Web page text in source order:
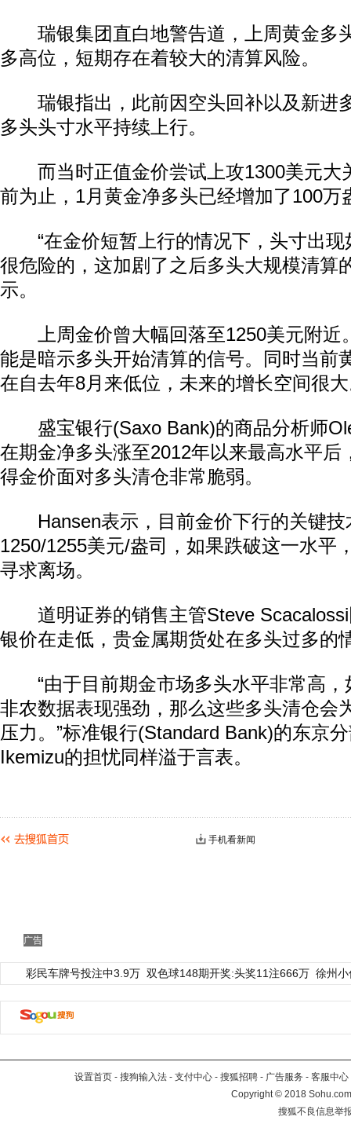
瑞银集团直白地警告道，上周黄金多
多高位，短期存在着较大的清算风险。
瑞银指出，此前因空头回补以及新进
多头头寸水平持续上行。
而当时正值金价尝试上攻1300美元大
前为止，1月黄金净多头已经增加了100万
“在金价短暂上行的情况下，头寸出现
很危险的，这加剧了之后多头大规模清算
示。
上周金价曾大幅回落至1250美元附近
能是暗示多头开始清算的信号。同时当前
在自去年8月来低位，未来的增长空间很
盛宝银行(Saxo Bank)的商品分析师
在期金净多头涨至2012年以来最高水平后
得金价面对多头清仓非常脆弱。
Hansen表示，目前金价下行的关键技
1250/1255美元/盎司，如果跌破这一水平
寻求离场。
道明证券的销售主管Steve Scacalossi
银价在走低，贵金属期货处在多头过多的
“由于目前期金市场多头水平非常高，
非农数据表现强劲，那么这些多头清仓会
压力。”标准银行(Standard Bank)的东京
Ikemizu的担忧同样溢于言表。
手机看新闻
广告
彩民车牌号投注中3.9万 双色球148期开奖:头奖11注666万 徐州
设置首页 - 搜狗输入法 - 支付中心 - 搜狐招聘 - 广告服务 - 客服中心
Copyright©2018
搜狐不良信息举